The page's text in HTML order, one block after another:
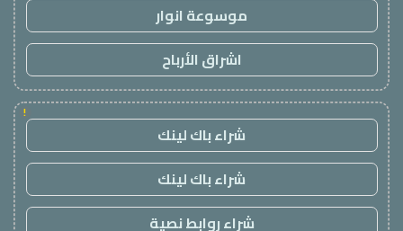
موسوعة انوار
اشراق الأرباح
!
شراء باك لينك
شراء باك لينك
شراء روابط نصية